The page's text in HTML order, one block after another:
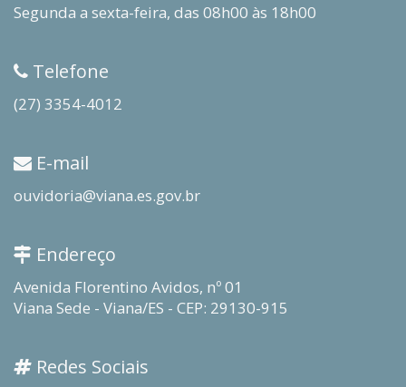
Segunda a sexta-feira, das 08h00 às 18h00
Telefone
(27) 3354-4012
E-mail
ouvidoria@viana.es.gov.br
Endereço
Avenida Florentino Avidos, nº 01
Viana Sede - Viana/ES - CEP: 29130-915
Redes Sociais